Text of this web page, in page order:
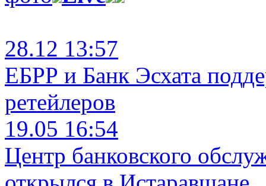
28.12 13:57
ЕБРР и Банк Эсхата
ретейлеров
19.05 16:54
Центр банковского